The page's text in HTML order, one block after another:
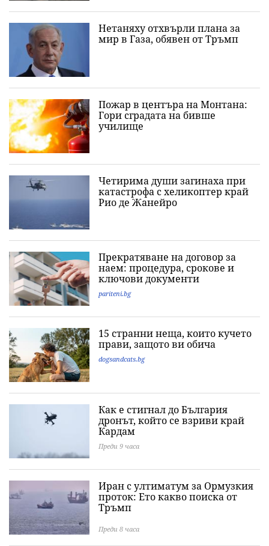
Нетаняху отхвърли плана за
мир в Газа, обявен от Тръмп
Пожар в центъра на Монтана:
Гори сградата на бивше
училище
Четирима души загинаха при
катастрофа с хеликоптер край
Рио де Жанейро
Прекратяване на договор за
наем: процедура, срокове и
ключови документи
pariteni.bg
15 странни неща, които кучето
прави, защото ви обича
dogsandcats.bg
Как е стигнал до България
дронът, който се взриви край
Кардам
Преди 9 часа
Иран с ултиматум за Ормузкия
проток: Ето какво поиска от
Тръмп
Преди 8 часа